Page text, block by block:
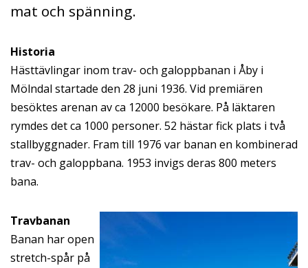
mat och spänning.
Historia
Hästtävlingar inom trav- och galoppbanan i Åby i
Mölndal startade den 28 juni 1936. Vid premiären
besöktes arenan av ca 12000 besökare. På läktaren
rymdes det ca 1000 personer. 52 hästar fick plats i två
stallbyggnader. Fram till 1976 var banan en kombinerad
trav- och galoppbana. 1953 invigs deras 800 meters
bana.
Travbanan
Banan har open
stretch-spår på